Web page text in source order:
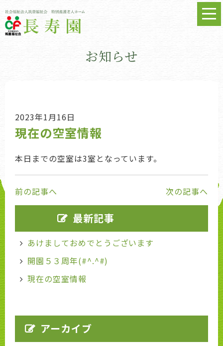
お知らせ
2023年1月16日
現在の空室情報
本日までの空室は3室となっています。
前の記事へ 次の記事へ
最新記事
あけましておめでとうございます
開園５３周年(#^.^#)
現在の空室情報
アーカイブ